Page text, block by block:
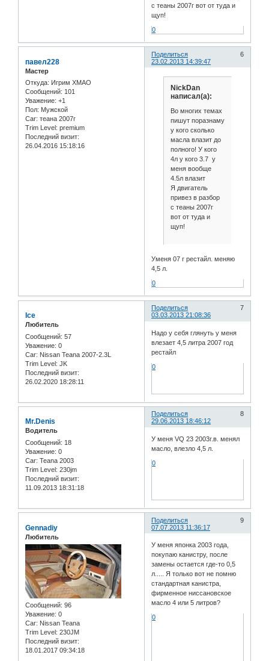
с теаны 2007г вот от туда и
щуп!
0
Поделиться
6
23.02.2013 14:39:47
павел228
Мастер
Откуда: Игрим ХМАО
Сообщений: 101
Уважение: +1
Пол: Мужской
Car: теана 2007г
Trim Level: premium
Последний визит:
26.04.2016 15:18:16
NickDan
написал(а):
Во многих темах
пишут поразнаму
у кого сколько
масла влазит до
полного! У кого
4л у кого 3.7 у
меня вообще
4.5л влазит
Я двигатель
привез в разбор
с теаны 2007г
вот от туда и
щуп!
Уменя 07 г рестайл. меняю
4,5 л.
0
Поделиться
7
03.03.2013 21:08:36
Ice
Любитель
Сообщений: 57
Уважение: 0
Car: Nissan Teana 2007-2.3L
Trim Level: JK
Последний визит:
26.02.2020 18:28:11
Надо у себя глянуть у меня
влезает 4,5 литра 2007 год
рестайл
0
Поделиться
8
29.06.2013 18:46:12
Mr.Denis
Водитель
Сообщений: 18
Уважение: 0
Car: Teana 2003
Trim Level: 230jm
Последний визит:
11.09.2013 18:31:18
У меня VQ 23 2003г.в. менял
масло, влезло 4,5 л.
0
Поделиться
9
07.07.2013 11:36:17
Gennadiy
Любитель
Сообщений: 96
Уважение: 0
Car: Nissan Teana
Trim Level: 230JM
Последний визит:
18.01.2017 09:34:18
У меня японка 2003 года,
покупаю канистру, после
замены остается где-то 0,5
л..... Я только вот не помню
стандартная канистра,
фирменное ниссановское
масло 4 или 5 литров?
0